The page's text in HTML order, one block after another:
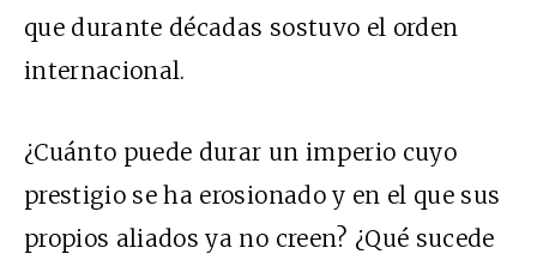
que durante décadas sostuvo el orden
internacional.
¿Cuánto puede durar un imperio cuyo
prestigio se ha erosionado y en el que sus
propios aliados ya no creen? ¿Qué sucede